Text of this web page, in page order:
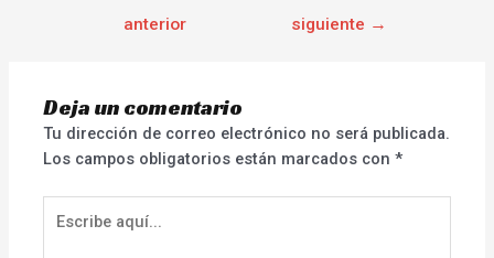
anterior
siguiente →
Deja un comentario
Tu dirección de correo electrónico no será publicada.
Los campos obligatorios están marcados con*
aquí...